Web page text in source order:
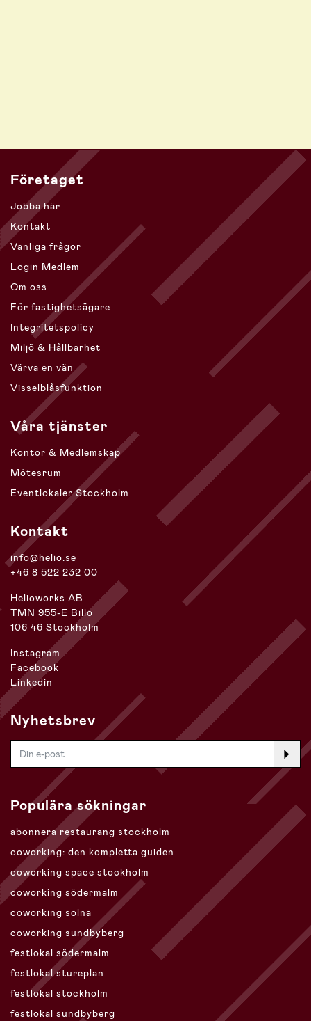
Företaget
Jobba här
Kontakt
Vanliga frågor
Login Medlem
Om oss
För fastighetsägare
Integritetspolicy
Miljö & Hållbarhet
Värva en vän
Visselblåsfunktion
Våra tjänster
Kontor & Medlemskap
Mötesrum
Eventlokaler Stockholm
Kontakt
info@helio.se
+46 8 522 232 00
Helioworks AB
TMN 955-E Billo
106 46 Stockholm
Instagram
Facebook
Linkedin
Nyhetsbrev
Populära sökningar
abonnera restaurang stockholm
coworking: den kompletta guiden
coworking space stockholm
coworking södermalm
coworking solna
coworking sundbyberg
festlokal södermalm
festlokal stureplan
festlokal stockholm
festlokal sundbyberg